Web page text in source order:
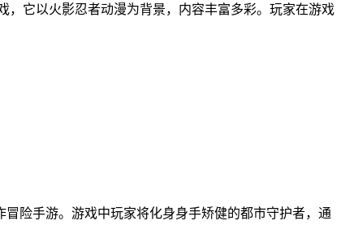
，它以火影忍者动漫为背景，内容丰富多彩。玩家在游戏
险手游。游戏中玩家将化身身手矫健的都市守护者，通